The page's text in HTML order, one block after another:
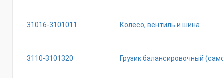
31016-3101011 Колесо, вентиль и шина
3110-3101320 Грузик балансировочный